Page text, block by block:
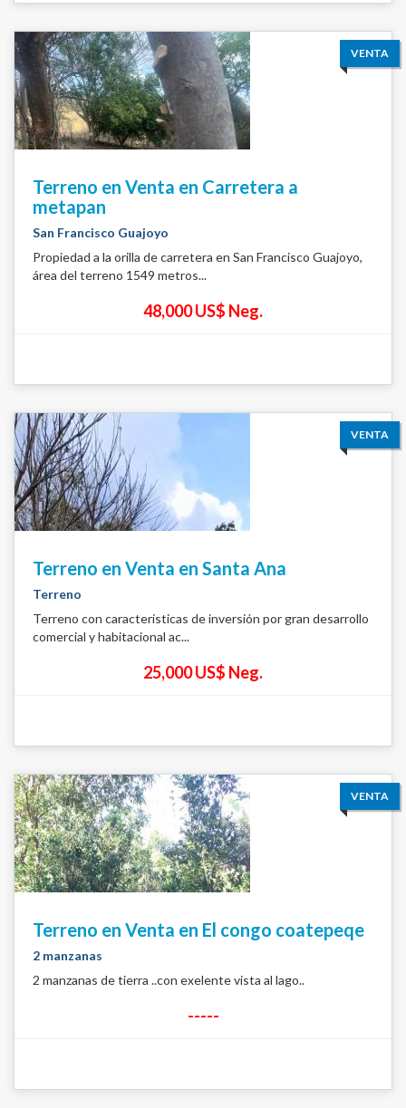
VENTA
Terreno en Venta en Carretera a
metapan
San Francisco Guajoyo
Propiedad a la orilla de carretera en San Francisco Guajoyo,
área del terreno 1549 metros...
48,000 US$ Neg.
VENTA
Terreno en Venta en Santa Ana
Terreno
Terreno con características de inversión por gran desarrollo
comercial y habitacional ac...
25,000 US$ Neg.
VENTA
Terreno en Venta en El congo coatepeqe
2 manzanas
2 manzanas de tierra ..con exelente vista al lago..
-----